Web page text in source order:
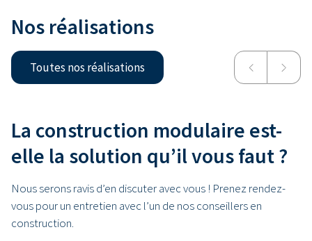
Nos réalisations
Toutes nos réalisations
La construction modulaire est-
elle la solution qu’il vous faut ?
Nous serons ravis d’en discuter avec vous ! Prenez rendez-
vous pour un entretien avec l’un de nos conseillers en
construction.